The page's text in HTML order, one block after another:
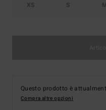
XS S M
Questo prodotto è
Compra altre opzioni